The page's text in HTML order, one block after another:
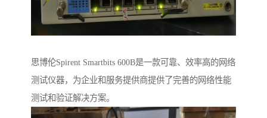
思博伦Spirent Smartbits 600B是一款可靠、效率高的网络
测试仪器，为企业和服务提供商提供了完善的网络性能
测试和验证解决方案。